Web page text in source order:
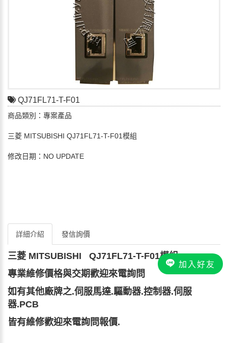
加入好友
QJ71FL71-T-F01
商品類別：專案產品
三菱 MITSUBISHI QJ71FL71-T-F01模組
修改日期：NO UPDATE
詳細介紹 發信詢價
三菱 MITSUBISHI QJ71FL71-T-F01模組
專業維修價格與交期歡迎來電詢問
如有其他廠牌之.伺服馬達.驅動器.控制器.伺服
器.PCB
皆有維修歡迎來電詢問報價.